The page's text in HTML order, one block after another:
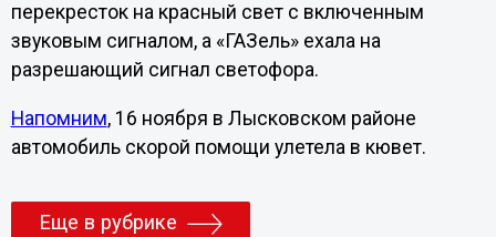
перекресток на красный свет с включенным
звуковым сигналом, а «ГАЗель» ехала на
разрешающий сигнал светофора.
Напомним, 16 ноября в Лысковском районе
автомобиль скорой помощи улетела в кювет.
Еще в рубрике